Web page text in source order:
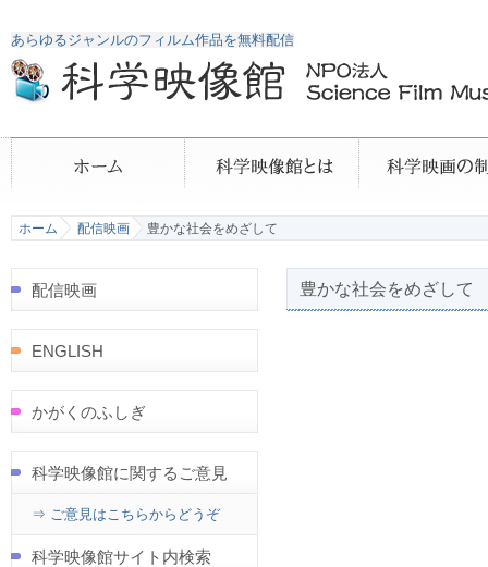
あらゆるジャンルのフィルム作品を無料配信
ホーム 配信映画 豊かな社会をめざして
豊かな社会をめざして
配信映画
ENGLISH
かがくのふしぎ
科学映像館に関するご意見
⇒ ご意見はこちらからどうぞ
科学映像館サイト内検索